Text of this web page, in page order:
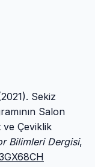
Sekiz
Salon
ve Çeviklik
Bilimleri Dergisi,